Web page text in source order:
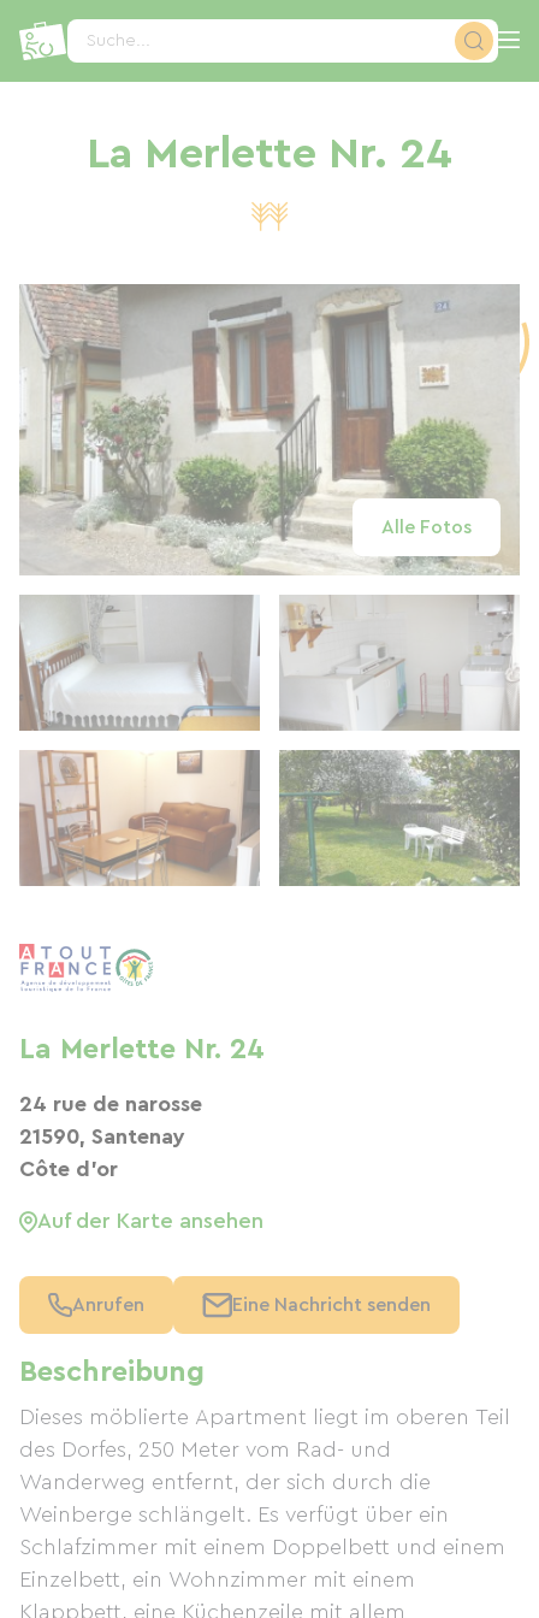
Suche...
La Merlette Nr. 24
Alle Fotos
Beschreibung
Dieses möblierte Apartment liegt im oberen Teil
des Dorfes, 250 Meter vom Rad- und
Wanderweg entfernt, der sich durch die
Weinberge schlängelt. Es verfügt über ein
Schlafzimmer mit einem Doppelbett und einem
Einzelbett, ein Wohnzimmer mit einem
Klappbett, eine Küchenzeile mit allem
La Merlette Nr. 24
24 rue de narosse
21590, Santenay
Côte d'or
Auf der Karte ansehen
Anrufen Eine Nachricht senden
Cookie-Einstellungen